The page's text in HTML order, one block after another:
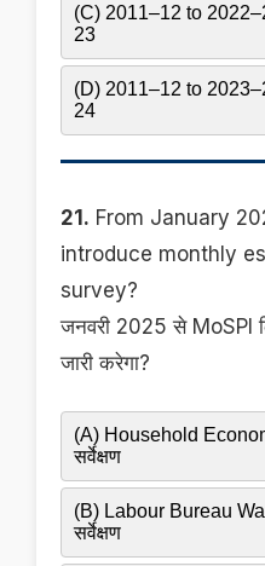
(C) 2011–12 to
23
(D) 2011–12 to
24
21. From January
introduce monthly
survey?
जनवरी 2025 से MoSPI
जारी करेगा?
(A) Household
सर्वेक्षण
(B) Labour Bureau
सर्वेक्षण